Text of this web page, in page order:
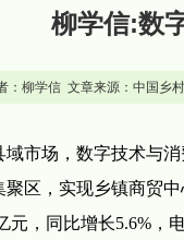
柳学信:数
： 柳学信文章来源：中国乡
市场，数字技术与
区，实现乡镇商贸
元，同比增长5.6%